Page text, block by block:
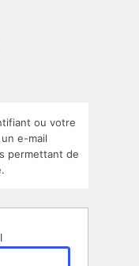
ou votre
e-mail
permettant de